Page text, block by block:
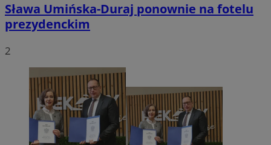
Sława Umińska-Duraj ponownie na fotelu
prezydenckim
2